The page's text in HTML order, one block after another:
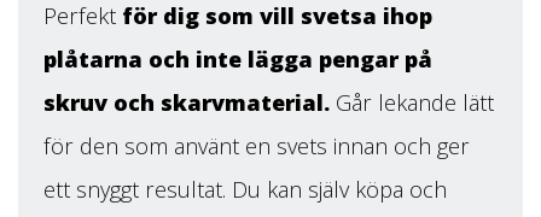
Perfekt för dig som vill svetsa ihop
plåtarna och inte lägga pengar på
skruv och skarvmaterial.Går lekande lätt
för den som använt en svets innan och ger
ett snyggt resultat. Du kan själv köpa och